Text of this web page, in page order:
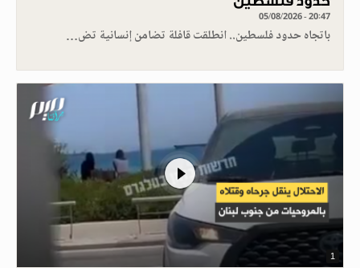
05/08/2026 - 20:47
باتجاه حدود فلسطين.. انطلقت قافلة تضامن إنسانية تض…
1